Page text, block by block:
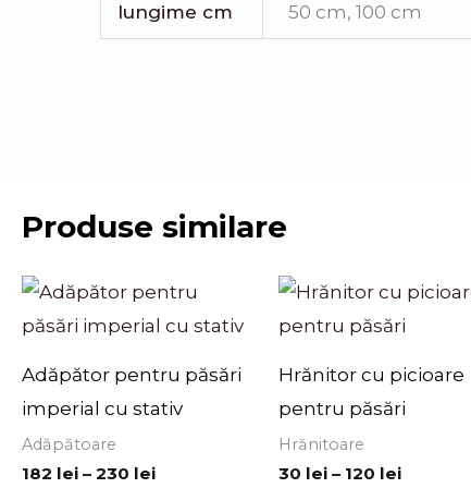
lungime cm 50 cm, 100 cm
Produse similare
Adăpător pentru păsări
imperial cu stativ
Adăpătoare
182 lei – 230 lei
Interval
prețuri:
până
230 lei
Hrănitor cu picioare
pentru păsări
Hrănitoare
30 lei – 120 lei
Interval
de
prețuri:
până
120 lei